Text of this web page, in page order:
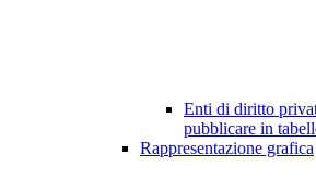
Enti di diritto
pubblicare in
Rappresentazione grafica